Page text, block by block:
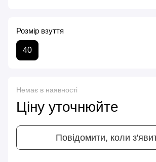
Розмір взуття
40
Немає в наявності
Ціну уточнюйте
Повідомити, коли